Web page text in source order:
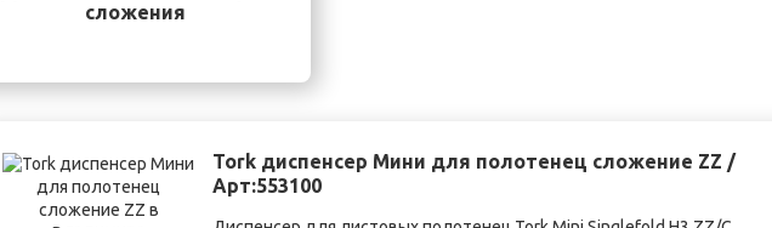
сложения
Tork диспенсер Мини для полотенец сложение ZZ /
Арт:553100